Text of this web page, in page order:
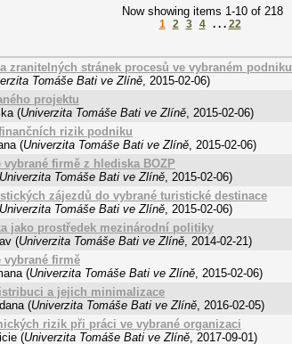
Now showing items 1-10 of 218
1 2 3 4 . . . 22
zranitelných stránek procesů ve vybraném podniku
Tomáše Bati ve Zlíně 2015-02-06)
projektu
(Univerzita Tomáše Bati ve Zlíně 2015-02-06)
rizik podniku
(Univerzita Tomáše Bati ve Zlíně 2015-02-06)
vybrané firmě z hlediska BOZP
Univerzita Tomáše Bati ve Zlíně 2015-02-06)
zájezdů do vybrané turistické destinace
Univerzita Tomáše Bati ve Zlíně 2015-02-06)
jako prostředek mezinárodní politiky
(Univerzita Tomáše Bati ve Zlíně 2014-02-21 )
vybrané firmě
(Univerzita Tomáše Bati ve Zlíně 2015-02-06)
a jejich minimalizace
(Univerzita Tomáše Bati ve Zlíně 2016-02-05)
rizik při práci ve vybrané organizaci
(Univerzita Tomáše Bati ve Zlíně 2017-09-01 )